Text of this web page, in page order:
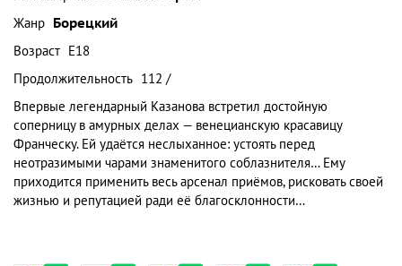
Жанр Борецкий
Возраст Е18
Продолжительность 112 /
Впервые легендарный Казанова встретил достойную
соперницу в амурных делах — венецианскую красавицу
Франческу. Ей удаётся неслыханное: устоять перед
неотразимыми чарами знаменитого соблазнителя… Ему
приходится применить весь арсенал приёмов, рисковать своей
жизнью и репутацией ради её благосклонности…